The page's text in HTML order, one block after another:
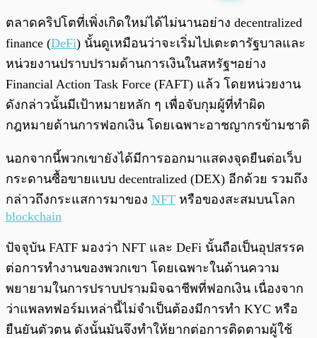
พร้อมเล่น
ตลาดคริปโตที่เพิ่งเกิดใหม่ได้ไม่นานอย่าง decentralized
finance (DeFi) นั้นดูเหมือนว่าจะเริ่มไปเตะตารัฐบาลและ
หน่วยงานปราบปรามด้านการเงินในสหรัฐฯอย่าง
Financial Action Task Force (FAFT) แล้ว โดยหน่วยงาน
ดังกล่าวนั้นมีเป้าหมายหลัก ๆ เพื่อจับกุมผู้ที่ทำผิด
กฎหมายด้านการฟอกเงิน โดยเฉพาะอาชญากรข้ามชาติ
นอกจากนี้พวกเขายังได้มีการออกมาแสดงจุดยืนต่อเว็บ
กระดานซื้อขายแบบ decentralized (DEX) อีกด้วย รวมถึง
กล่าวถึงกระแสการมาของ NFT หรือของสะสมบนโลก
blockchain
ปัจจุบัน FATF มองว่า NFT และ DeFi นั้นถือเป็นอุปสรรค
ต่อการทำงานของพวกเขา โดยเฉพาะในด้านความ
พยายามในการปราบปรามมิจฉาชีพที่ฟอกเงิน เนื่องจาก
ว่าแพลทฟอร์มเหล่านี้ไม่จำเป็นต้องมีการทำ KYC หรือ
ยืนยันตัวตน ดังนั้นมันจึงทำให้ยากต่อการติดตามผู้ใช้